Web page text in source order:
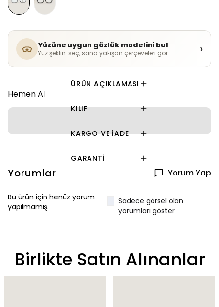
Yüzüne uygun gözlük modelini bul
Yüz şeklini seç, sana yakışan çerçeveleri gör. ›
Hemen Al
ÜRÜN AÇIKLAMASI
KILIF
KARGO VE İADE
GARANTI
Yorumlar Yorum Yap
Bu ürün için henüz yorum
yapılmamış.
Sadece görsel olan
yorumları göster
Birlikte Satın Alınanlar